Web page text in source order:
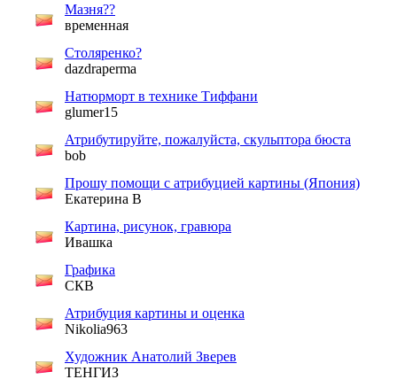
Мазня??
временная
Столяренко?
dazdraperma
Натюрморт в технике Тиффани
glumer15
Атрибутируйте, пожалуйста, скульптора бюста
bob
Прошу помощи с атрибуцией картины (Япония)
Екатерина В
Картина, рисунок, гравюра
Ивашка
Графика
СКВ
Атрибуция картины и оценка
Nikolia963
Художник Анатолий Зверев
ТЕНГИЗ